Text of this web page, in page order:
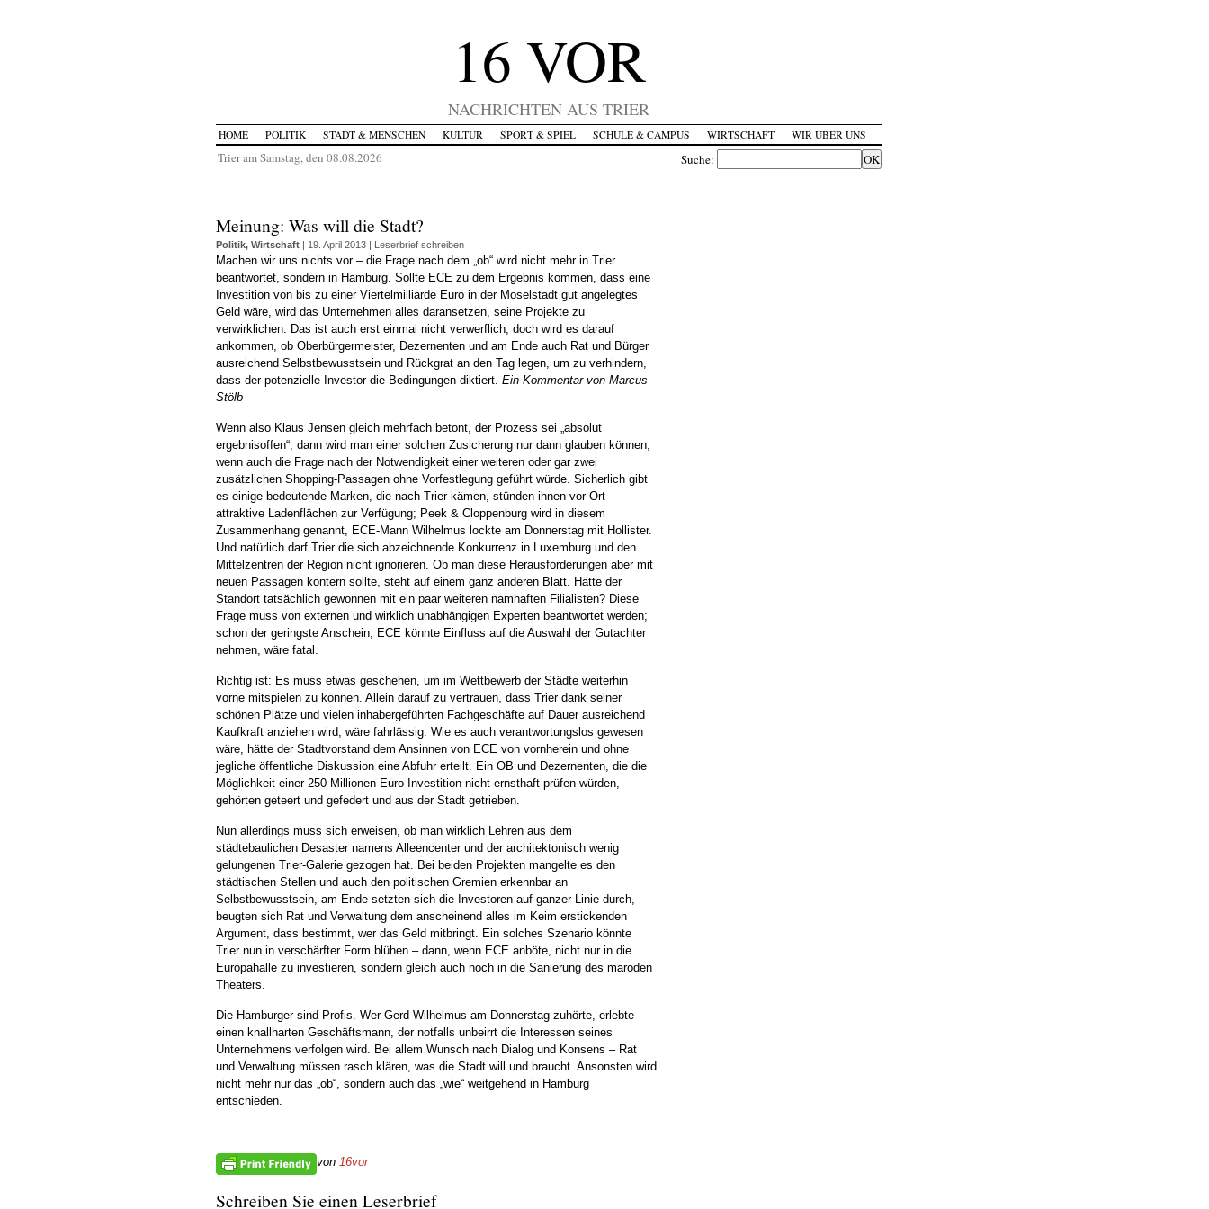
16 VOR
NACHRICHTEN AUS TRIER
HOME POLITIK STADT & MENSCHEN KULTUR SPORT & SPIEL SCHULE & CAMPUS WIRTSCHAFT WIR ÜBER UNS
Trier am Samstag, den 08.08.2026 Suche:
Meinung: Was will die Stadt?
Politik, Wirtschaft | 19. April 2013 | Leserbrief schreiben
Machen wir uns nichts vor – die Frage nach dem „ob“ wird nicht mehr in Trier
beantwortet, sondern in Hamburg. Sollte ECE zu dem Ergebnis kommen, dass eine
Investition von bis zu einer Viertelmilliarde Euro in der Moselstadt gut angelegtes
Geld wäre, wird das Unternehmen alles daransetzen, seine Projekte zu
verwirklichen. Das ist auch erst einmal nicht verwerflich, doch wird es darauf
ankommen, ob Oberbürgermeister, Dezernenten und am Ende auch Rat und Bürger
ausreichend Selbstbewusstsein und Rückgrat an den Tag legen, um zu verhindern,
dass der potenzielle Investor die Bedingungen diktiert. Ein Kommentar von Marcus
Stölb
Wenn also Klaus Jensen gleich mehrfach betont, der Prozess sei „absolut
ergebnisoffen“, dann wird man einer solchen Zusicherung nur dann glauben können,
wenn auch die Frage nach der Notwendigkeit einer weiteren oder gar zwei
zusätzlichen Shopping-Passagen ohne Vorfestlegung geführt würde. Sicherlich gibt
es einige bedeutende Marken, die nach Trier kämen, stünden ihnen vor Ort
attraktive Ladenflächen zur Verfügung; Peek & Cloppenburg wird in diesem
Zusammenhang genannt, ECE-Mann Wilhelmus lockte am Donnerstag mit Hollister.
Und natürlich darf Trier die sich abzeichnende Konkurrenz in Luxemburg und den
Mittelzentren der Region nicht ignorieren. Ob man diese Herausforderungen aber mit
neuen Passagen kontern sollte, steht auf einem ganz anderen Blatt. Hätte der
Standort tatsächlich gewonnen mit ein paar weiteren namhaften Filialisten? Diese
Frage muss von externen und wirklich unabhängigen Experten beantwortet werden;
schon der geringste Anschein, ECE könnte Einfluss auf die Auswahl der Gutachter
nehmen, wäre fatal.
Richtig ist: Es muss etwas geschehen, um im Wettbewerb der Städte weiterhin
vorne mitspielen zu können. Allein darauf zu vertrauen, dass Trier dank seiner
schönen Plätze und vielen inhabergeführten Fachgeschäfte auf Dauer ausreichend
Kaufkraft anziehen wird, wäre fahrlässig. Wie es auch verantwortungslos gewesen
wäre, hätte der Stadtvorstand dem Ansinnen von ECE von vornherein und ohne
jegliche öffentliche Diskussion eine Abfuhr erteilt. Ein OB und Dezernenten, die die
Möglichkeit einer 250-Millionen-Euro-Investition nicht ernsthaft prüfen würden,
gehörten geteert und gefedert und aus der Stadt getrieben.
Nun allerdings muss sich erweisen, ob man wirklich Lehren aus dem
städtebaulichen Desaster namens Alleencenter und der architektonisch wenig
gelungenen Trier-Galerie gezogen hat. Bei beiden Projekten mangelte es den
städtischen Stellen und auch den politischen Gremien erkennbar an
Selbstbewusstsein, am Ende setzten sich die Investoren auf ganzer Linie durch,
beugten sich Rat und Verwaltung dem anscheinend alles im Keim erstickenden
Argument, dass bestimmt, wer das Geld mitbringt. Ein solches Szenario könnte
Trier nun in verschärfter Form blühen – dann, wenn ECE anböte, nicht nur in die
Europahalle zu investieren, sondern gleich auch noch in die Sanierung des maroden
Theaters.
Die Hamburger sind Profis. Wer Gerd Wilhelmus am Donnerstag zuhörte, erlebte
einen knallharten Geschäftsmann, der notfalls unbeirrt die Interessen seines
Unternehmens verfolgen wird. Bei allem Wunsch nach Dialog und Konsens – Rat
und Verwaltung müssen rasch klären, was die Stadt will und braucht. Ansonsten wird
nicht mehr nur das „ob“, sondern auch das „wie“ weitgehend in Hamburg
entschieden.
von 16vor
Schreiben Sie einen Leserbrief